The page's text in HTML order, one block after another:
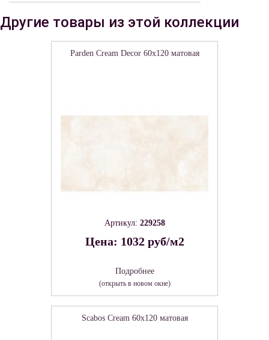
Другие товары из этой коллекции
Parden Cream Decor 60х120 матовая
Артикул: 229258
Цена: 1032 руб/м2
Подробнее
(открыть в новом окне)
Scabos Cream 60х120 матовая